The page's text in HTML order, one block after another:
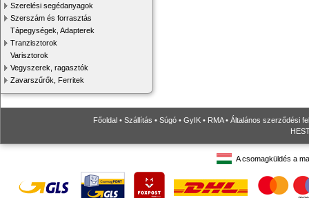
Szerelési segédanyagok
Szerszám és forrasztás
Tápegységek, Adapterek
Tranzisztorok
Varisztorok
Vegyszerek, ragasztók
Zavarszűrők, Ferritek
Főoldal • Szállítás • Súgó • GyIK • RMA• Általános szerződési
A csomagküldés a